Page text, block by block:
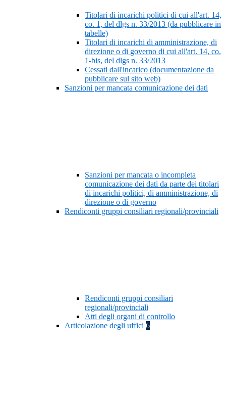
Titolari di incarichi politici di cui all'art. 14,
co. 1, del dlgs n. 33/2013 (da pubblicare in
tabelle)
Titolari di incarichi di amministrazione, di
direzione o di governo di cui all'art. 14, co.
1-bis, del dlgs n. 33/2013
Cessati dall'incarico (documentazione da
pubblicare sul sito web)
Sanzioni per mancata comunicazione dei dati
Sanzioni per mancata o incompleta
comunicazione dei dati da parte dei titolari
di incarichi politici, di amministrazione, di
direzione o di governo
Rendiconti gruppi consiliari regionali/provinciali
Rendiconti gruppi consiliari
regionali/provinciali
Atti degli organi di controllo
Articolazione degli uffici 6